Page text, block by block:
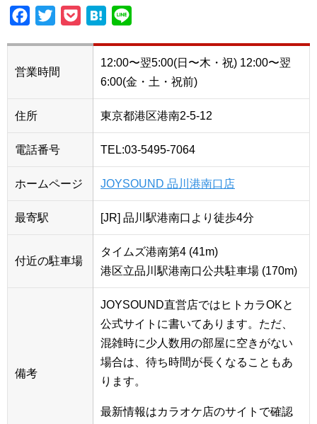
Facebook
Twitter PocketHatena
営業時間
12:00〜翌5:00(日〜木・祝) 12:00〜翌
6:00(金・土・祝前)
住所 東京都港区港南2-5-12
電話番号 TEL:03-5495-7064
ホームページ JOYSOUND 品川港南口店
最寄駅 [JR] 品川駅港南口より徒歩4分
付近の駐車場
タイムズ港南第4 (41m)
港区立品川駅港南口公共駐車場 (170m)
備考
JOYSOUND直営店ではヒトカラOKと
公式サイトに書いてあります。ただ、
混雑時に少人数用の部屋に空きがない
場合は、待ち時間が長くなることもあ
ります。
最新情報はカラオケ店のサイトで確認